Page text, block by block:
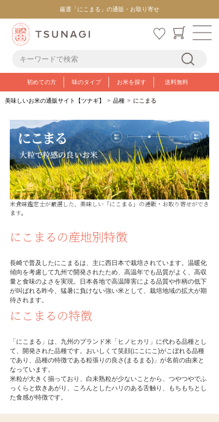
厳選「にこまる」の通販・お取り寄せ
初めての方 味のタイプ お米を探す 送料無料
美味しいお米の通販サイト【ツナギ】 品種 にこまる
米食味鑑定士が厳選した、美味しい「にこまる」の通販・お取り寄せができ
ます。
にこまるの産地別特徴
長崎で普及したにこまるは、主に西日本で栽培されています。温暖化
傾向を考慮して九州で開発されたため、高温年でも品質がよく、高収
量と食味のよさを実現。日本各地で高温障害による品質や作柄の低下
が叫ばれる昨今、猛暑に負けない強い米として、栽培地域の拡大が期
待されます。
にこまるの特徴
「にこまる」は、九州のブランド米「ヒノヒカリ」に代わる品種とし
て、開発された品種です。おいしくて笑顔(にこにこ)がこぼれる品種
であり、品種の特徴である粒張りの良さ(まるまる)」が名前の由来と
なっています。
米粒が大きく揃っており、白未熟粒が少ないことから、つやつやでふ
っくらと炊きあがり、ころんとしたハリのある舌触り、もちもちとし
た食感が特徴です。